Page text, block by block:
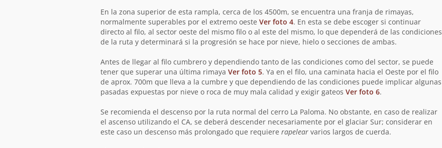
En la zona superior de esta rampla, cerca de los 4500m, se encuentra una franja de rimayas,
normalmente superables por el extremo oeste Ver foto 4. En esta se debe escoger si continuar
directo al filo, al sector oeste del mismo filo o al este del mismo, lo que dependerá de las condiciones
de la ruta y determinará si la progresión se hace por nieve, hielo o secciones de ambas.
Antes de llegar al filo cumbrero y dependiendo tanto de las condiciones como del sector, se puede
tener que superar una última rimaya Ver foto 5. Ya en el filo, una caminata hacia el Oeste por el filo
de aprox. 700m que lleva a la cumbre y que dependiendo de las condiciones puede implicar algunas
pasadas expuestas por nieve o roca de muy mala calidad y exigir gateos Ver foto 6.
Se recomienda el descenso por la ruta normal del cerro La Paloma. No obstante, en caso de realizar
el ascenso utilizando el CA, se deberá descender necesariamente por el glaciar Sur; considerar en
este caso un descenso más prolongado que requiere rapelearvarios largos de cuerda.